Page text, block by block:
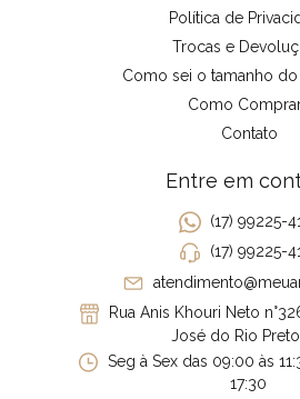
Política de
Trocas e
Como sei o tamanho do
Como
Contato
Entre em
(17) 99225-
(17) 99225-
Rua Anis Khouri Neto
José do Rio
Seg à Sex das 09:00 às
17:30